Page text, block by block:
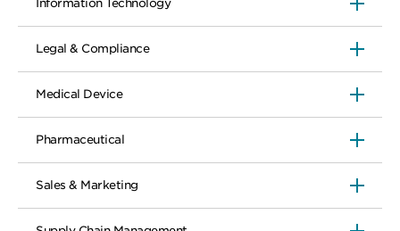
Information Technology
Legal & Compliance
Medical Device
Pharmaceutical
Sales & Marketing